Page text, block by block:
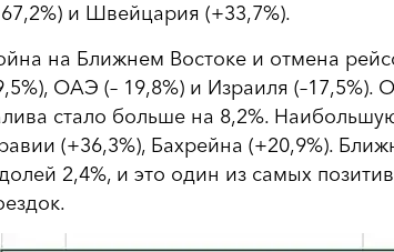
и Швейцария (+33,7%).
на Ближнем Востоке и отмена
ОАЭ (– 19,8%) и Израиля (–17,5%).
стало больше на 8,2%.
(+36,3%), Бахрейна (+20,9%).
2,4%, и это один из самых